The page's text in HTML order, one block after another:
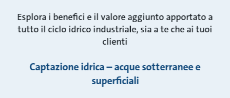
Esplora i benefici e il valore aggiunto apportato a
tutto il ciclo idrico industriale, sia a te che ai tuoi
clienti
Captazione idrica – acque sotterranee e
superficiali